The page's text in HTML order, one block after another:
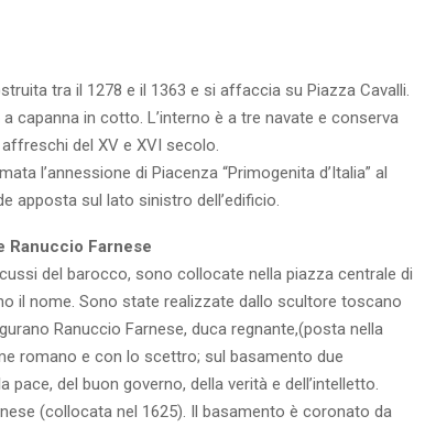
tra il 1278 e il 1363 e si affaccia su Piazza Cavalli.
capanna in cotto. L’interno è a tre navate e conserva
del XV e XVI secolo.
l’annessione di Piacenza “Primogenita d’Italia” al
apposta sul lato sinistro dell’edificio.
Ranuccio Farnese
del barocco, sono collocate nella piazza centrale di
il nome. Sono state realizzate dallo scultore toscano
Ranuccio Farnese, duca regnante,(posta nella
romano e con lo scettro; sul basamento due
del buon governo, della verità e dell’intelletto.
(collocata nel 1625). Il basamento è coronato da